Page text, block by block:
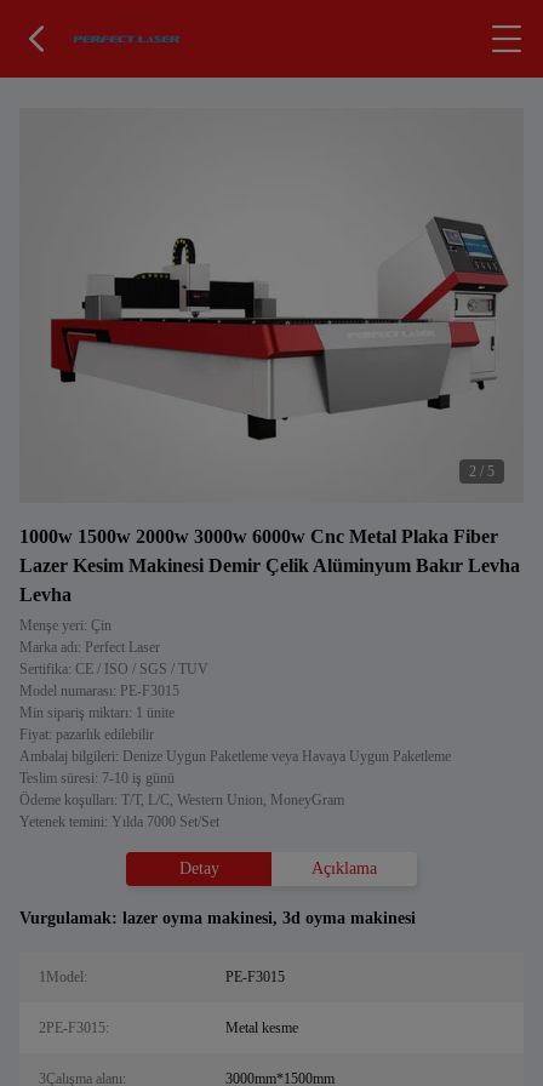
2 / 5
1000w 1500w 2000w 3000w 6000w Cnc Metal Plaka Fiber
Lazer Kesim Makinesi Demir Çelik Alüminyum Bakır Levha
Levha
Menşe yeri: Çin
Marka adı: Perfect Laser
Sertifika: CE / ISO / SGS / TUV
Model numarası: PE-F3015
Min sipariş miktarı: 1 ünite
Fiyat: pazarlık edilebilir
Ambalaj bilgileri: Denize Uygun Paketleme veya Havaya Uygun Paketleme
Teslim süresi: 7-10 iş günü
Ödeme koşulları: T/T, L/C, Western Union, MoneyGram
Yetenek temini: Yılda 7000 Set/Set
Detay Açıklama
Vurgulamak: lazer oyma makinesi, 3d oyma makinesi
1Model: PE-F3015
2PE-F3015: Metal kesme
3Çalışma alanı: 3000mm*1500mm